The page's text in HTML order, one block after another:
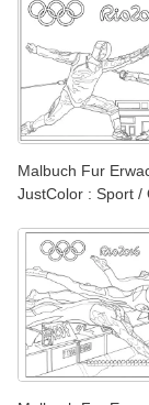
Malbuch Fur
JustColor : Sport /